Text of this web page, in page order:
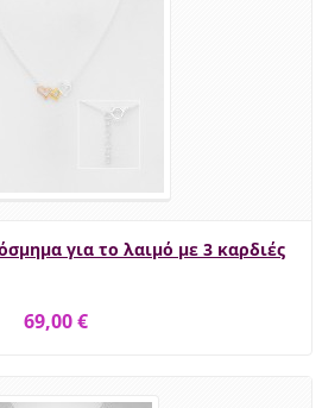
για το λαιμό με 3 καρδιές
69,00 €